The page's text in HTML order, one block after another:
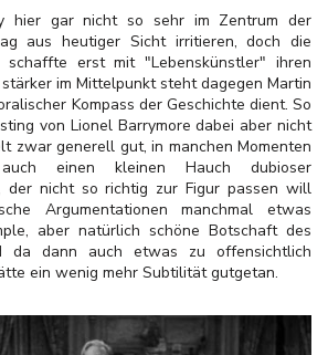
hier gar nicht so sehr im Zentrum der
aus heutiger Sicht irritieren, doch die
schaffte erst mit "Lebenskünstler" ihren
im Mittelpunkt steht dagegen Martin
Kompass der Geschichte dient. So
von Lionel Barrymore dabei aber nicht
zwar generell gut, in manchen Momenten
einen kleinen Hauch dubioser
der nicht so richtig zur Figur passen will
Argumentationen manchmal etwas
aber natürlich schöne Botschaft des
da dann auch etwas zu offensichtlich
ein wenig mehr Subtilität gutgetan.